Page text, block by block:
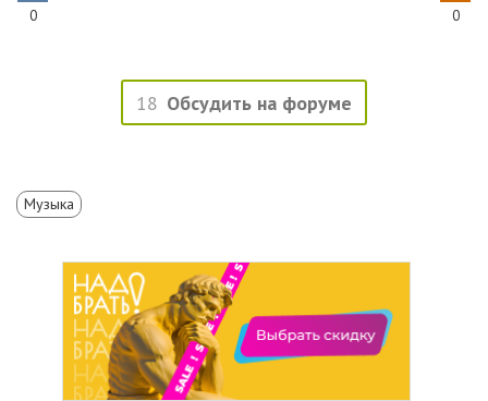
0 0
18 Обсудить на форуме
Музыка